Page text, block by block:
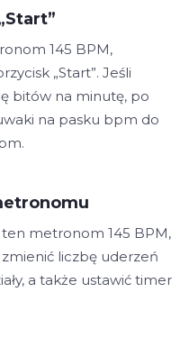
145 BPM,
„Start”. Jeśli
bitów na minutę, po
na pasku bpm do
ten metronom 145 BPM,
liczbę uderzeń
a także ustawić timer